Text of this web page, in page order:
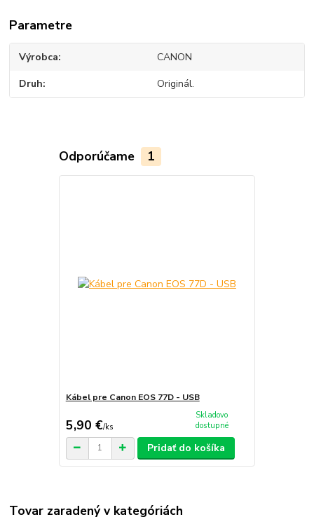
Parametre
Výrobca CANON
Druh Originál.
Odporúčame 1
Kábel pre Canon EOS 77D - USB
5,90 €/ks
Skladovo
dostupné
Pridať do košíka
Tovar zaradený v kategóriách